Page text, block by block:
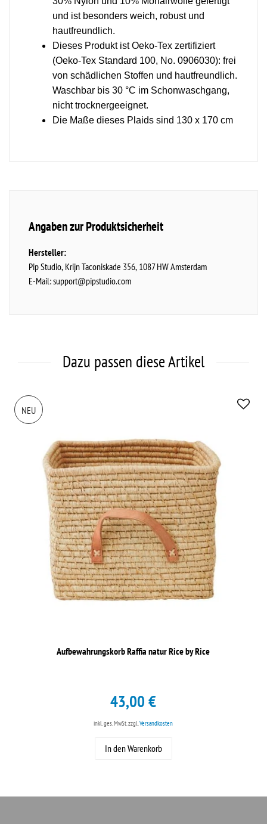
und ist besonders weich, robust und
hautfreundlich.
Dieses Produkt ist Oeko-Tex zertifiziert
(Oeko-Tex Standard 100, No. 0906030): frei
von schädlichen Stoffen und hautfreundlich.
Waschbar bis 30 °C im Schonwaschgang,
nicht trocknergeeignet.
Die Maße dieses Plaids sind 130 x 170 cm
Angaben zur Produktsicherheit
Hersteller:
Pip Studio Krijn Taconiskade 356 1087 HWAmsterdam
E-Mail:support@pipstudio.com
Dazu passen diese Artikel
NEU
Aufbewahrungskorb Raffia natur Rice by Rice
43,00 €
inkl. ges. MwSt.zzgl.Versandkosten
In den Warenkorb